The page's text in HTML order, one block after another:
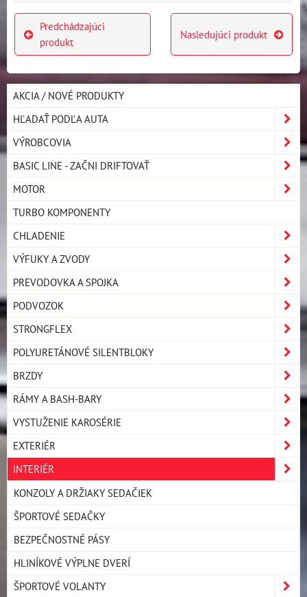
Predchádzajúci
produkt
Nasledujúci produkt
AKCIA / NOVÉ PRODUKTY
HĽADAŤ PODĽA AUTA
VÝROBCOVIA
BASIC LINE - ZAČNI DRIFTOVAŤ
MOTOR
TURBO KOMPONENTY
CHLADENIE
VÝFUKY A ZVODY
PREVODOVKA A SPOJKA
PODVOZOK
STRONGFLEX
POLYURETÁNOVÉ SILENTBLOKY
BRZDY
RÁMY A BASH-BARY
VYSTUŽENIE KAROSÉRIE
EXTERIÉR
INTERIÉR
KONZOLY A DRŽIAKY SEDAČIEK
ŠPORTOVÉ SEDAČKY
BEZPEČNOSTNÉ PÁSY
HLINÍKOVÉ VÝPLNE DVERÍ
ŠPORTOVÉ VOLANTY